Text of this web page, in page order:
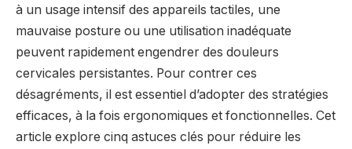
à un usage intensif des appareils tactiles, une
mauvaise posture ou une utilisation inadéquate
peuvent rapidement engendrer des douleurs
cervicales persistantes. Pour contrer ces
désagréments, il est essentiel d’adopter des stratégies
efficaces, à la fois ergonomiques et fonctionnelles. Cet
article explore cinq astuces clés pour réduire les